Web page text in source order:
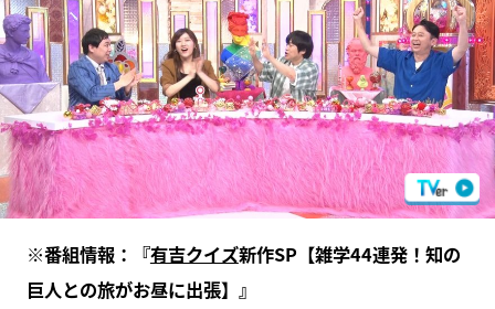
※番組情報：『有吉クイズ新作SP【雑学44連発！知の
巨人との旅がお昼に出張】』